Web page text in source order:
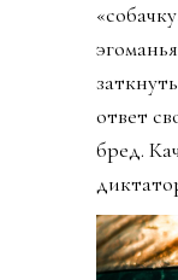
ответ
бред.